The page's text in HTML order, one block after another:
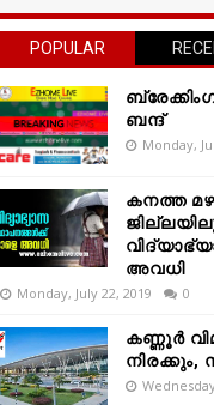
POPULAR
ബന്ദ്
Monday,
കനത്ത
അവധി
Monday, July 22, 2019 0
കണ്ണൂർ